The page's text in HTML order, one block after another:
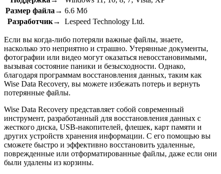
Размер файла→ 6.6 Мб
Разработчик→
Lespeed Technology Ltd.
Если вы когда-либо потеряли важные файлы, знаете,
насколько это неприятно и страшно. Утерянные документы,
фотографии или видео могут оказаться невосстановимыми,
вызывая состояние паники и безысходности. Однако,
благодаря программам восстановления данных, таким как
Wise Data Recovery, вы можете избежать потерь и вернуть
потерянные файлы.
Wise Data Recovery представляет собой современный
инструмент, разработанный для восстановления данных с
жесткого диска, USB-накопителей, флешек, карт памяти и
других устройств хранения информации. С его помощью вы
сможете быстро и эффективно восстановить удаленные,
поврежденные или отформатированные файлы, даже если они
были удалены из корзины.